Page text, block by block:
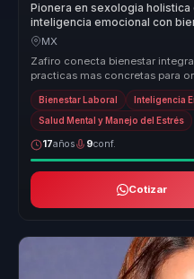
Pionera en sexologia
inteligencia emocional con
equipos.
MX
Zafiro conecta bienestar
practicas mas concretas para
relaciones mas sanas, ...
Bienestar Laboral Inteligencia
Salud Mental y Manejo del Estrés
17años 9conf.
Cotizar